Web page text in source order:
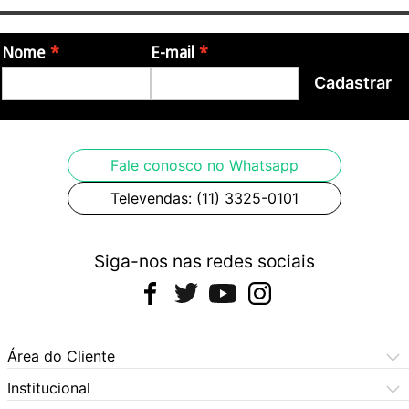
Itens Inclusos:
- 12 meses de garantia pelo fabricante
Fotos meramente ilustrativas.
Nome E-mail
Cadastrar
Fale conosco no Whatsapp
Televendas: (11) 3325-0101
Siga-nos nas redes sociais
Área do Cliente
Meus Pedidos
Institucional